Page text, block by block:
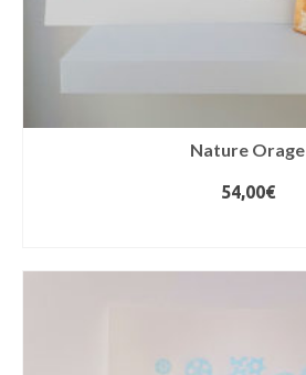
Nature Orage
54,00€